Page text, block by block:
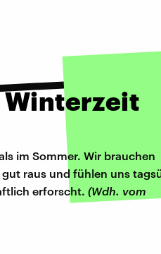
Winterzeit
im Sommer. Wir brauchen
raus und fühlen uns
erforscht. (Wdh. vom